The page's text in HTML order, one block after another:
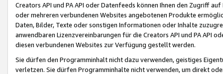
Creators API und PA API oder Datenfeeds können Ihnen den Zugriff
oder mehreren verbundenen Websites angebotenen Produkte
Daten, Bilder, Texte oder sonstigen Informationen oder Inhalte
anwendbaren Lizenzvereinbarungen für die Creators API und PA API
diesen verbundenen Websites zur Verfügung gestellt werden.
Sie dürfen den Programminhalt nicht dazu verwenden, geistiges
verletzen. Sie dürfen Programminhalte nicht verwenden, um direkt